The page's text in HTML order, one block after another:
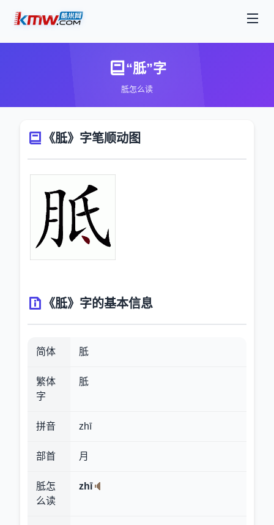
“胝”字
胝怎么读
《胝》字笔顺动图
《胝》字的基本信息
简体 胝
繁体
字
胝
拼音 zhī
部首 月
胝怎
么读
zhī